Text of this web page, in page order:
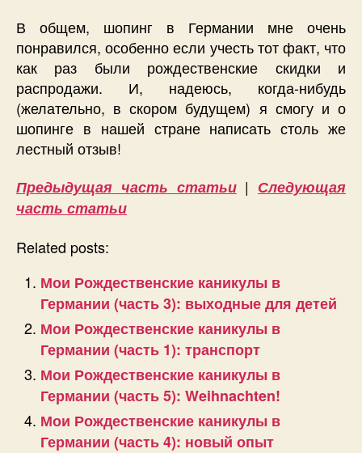
В общем, шопинг в Германии мне очень
понравился, особенно если учесть тот факт, что
как раз были рождественские скидки и
распродажи. И, надеюсь, когда-нибудь
(желательно, в скором будущем) я смогу и о
шопинге в нашей стране написать столь же
лестный отзыв!
Предыдущая часть статьи| Следующая
часть статьи
Related posts:
Мои Рождественские каникулы в
Германии (часть 3): выходные для детей
Мои Рождественские каникулы в
Германии (часть 1): транспорт
Мои Рождественские каникулы в
Германии (часть 5): Weihnachten!
Мои Рождественские каникулы в
Германии (часть 4): новый опыт